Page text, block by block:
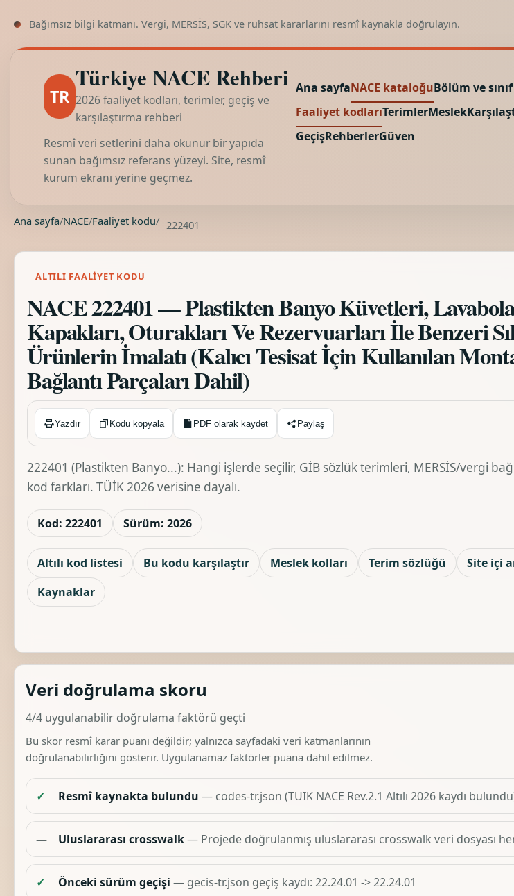
Bağımsız bilgi katmanı. Vergi, MERSİS, SGK ve ruhsat kararlarını resmî kaynakla doğrulayın.
TR
Türkiye NACE Rehberi
2026 faaliyet kodları, terimler, geçiş ve
karşılaştırma rehberi
Resmî veri setlerini daha okunur bir yapıda
sunan bağımsız referans yüzeyi. Site, resmî
kurum ekranı yerine geçmez.
Ana sayfaNACE kataloğuBölüm ve sınıf
Faaliyet kodlarıTerimlerMeslek
GeçişRehberlerGüven
Ana sayfa/NACE/Faaliyet kodu/ 222401
ALTILI FAALIYET KODU
NACE 222401 — Plastikten Banyo Küvetleri,
Kapakları, Oturakları Ve Rezervuarları İle Benzeri
Ürünlerin İmalatı (Kalıcı Tesisat İçin Kullanılan
Bağlantı Parçaları Dahil)
Yazdır Kodu kopyala PDF olarak kaydet Paylaş
Kopyalandı ✓
222401 (Plastikten Banyo...): Hangi işlerde seçilir, GİB sözlük terimleri, MERSİS/vergi
kod farkları. TÜİK 2026 verisine dayalı.
Kod: 222401 Sürüm: 2026
Altılı kod listesi Bu kodu karşılaştır Meslek kolları Terim sözlüğü
Site içi
Kaynaklar
Veri doğrulama skoru
4/4 uygulanabilir doğrulama faktörü geçti
Bu skor resmî karar puanı değildir; yalnızca sayfadaki veri katmanlarının
doğrulanabilirliğini gösterir. Uygulanamaz faktörler puana dahil edilmez.
✓ Resmî kaynakta bulundu — codes-tr.json (TUIK NACE Rev.2.1 Altılı 2026 kaydı
— Uluslararası crosswalk— Projede doğrulanmış uluslararası crosswalk veri dosyası
✓ Önceki sürüm geçişi — gecis-tr.json geçiş kaydı: 22.24.01 -> 22.24.01